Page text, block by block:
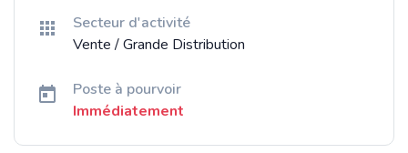
Secteur d'activité
Vente / Grande Distribution
Poste à pourvoir
Immédiatement